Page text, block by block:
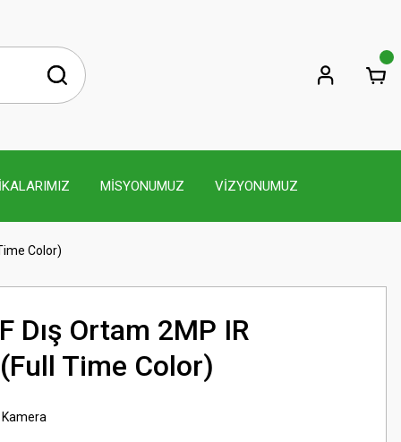
MİSYONUMUZ VİZYONUMUZ
Color)
Dış Ortam 2MP IR
Time Color)
Kamera